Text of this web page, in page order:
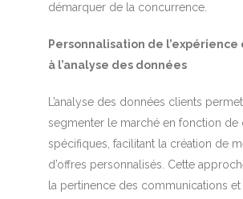
démarquer de la concurrence.
Personnalisation de
à l’analyse des données
L’analyse des données clients
segmenter le marché en fonction de
spécifiques, facilitant la création de
d’offres personnalisés. Cette
la pertinence des communications